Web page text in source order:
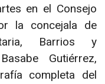
en el Consejo
la concejala de
Barrios y
Gutiérrez,
completa del